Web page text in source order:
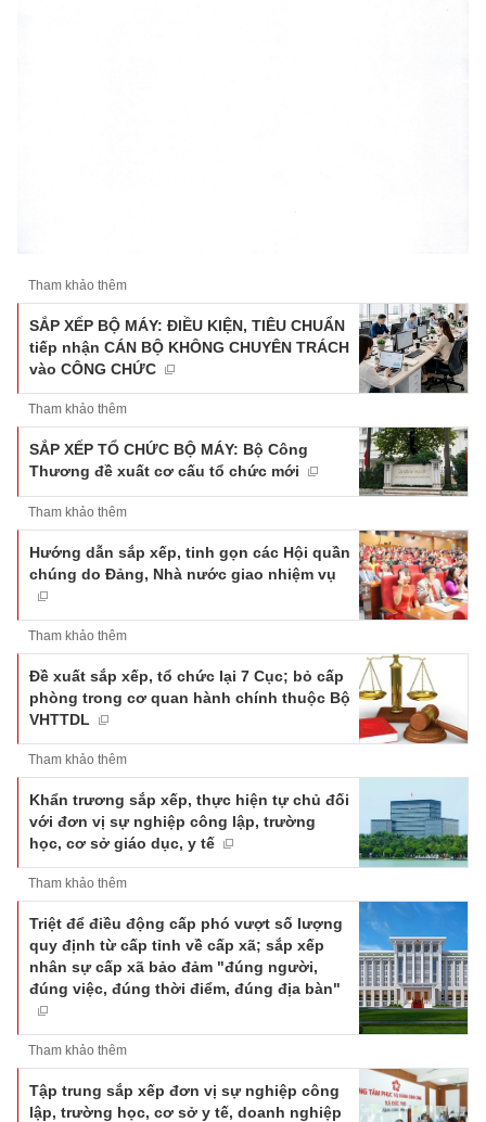
Tham khảo thêm
SẮP XẾP BỘ MÁY: ĐIỀU KIỆN, TIÊU CHUẨN
tiếp nhận CÁN BỘ KHÔNG CHUYÊN TRÁCH
vào CÔNG CHỨC
Tham khảo thêm
SẮP XẾP TỔ CHỨC BỘ MÁY: Bộ Công
Thương đề xuất cơ cấu tổ chức mới
Tham khảo thêm
Hướng dẫn sắp xếp, tinh gọn các Hội quần
chúng do Đảng, Nhà nước giao nhiệm vụ
Tham khảo thêm
Đề xuất sắp xếp, tổ chức lại 7 Cục; bỏ cấp
phòng trong cơ quan hành chính thuộc Bộ
VHTTDL
Tham khảo thêm
Khẩn trương sắp xếp, thực hiện tự chủ đối
với đơn vị sự nghiệp công lập, trường
học, cơ sở giáo dục, y tế
Tham khảo thêm
Triệt để điều động cấp phó vượt số lượng
quy định từ cấp tỉnh về cấp xã; sắp xếp
nhân sự cấp xã bảo đảm "đúng người,
đúng việc, đúng thời điểm, đúng địa bàn"
Tham khảo thêm
Tập trung sắp xếp đơn vị sự nghiệp công
lập, trường học, cơ sở y tế, doanh nghiệp